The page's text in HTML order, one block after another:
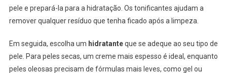
pele e prepará-la para a hidratação. Os tonificantes ajudam a
remover qualquer resíduo que tenha ficado após a limpeza.
Em seguida, escolha um hidratanteque se adeque ao seu tipo de
pele. Para peles secas, um creme mais espesso é ideal, enquanto
peles oleosas precisam de fórmulas mais leves, como gel ou